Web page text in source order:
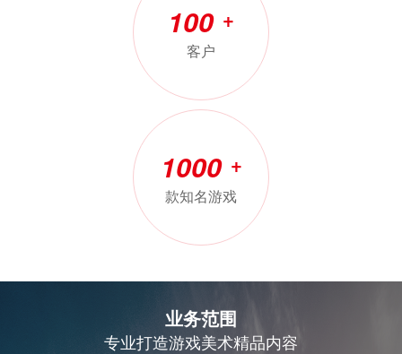
100 +
客户
1000 +
款知名游戏
业务范围
专业打造游戏美术精品内容